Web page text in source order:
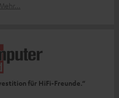
Mehr...
für HiFi-Freunde.“